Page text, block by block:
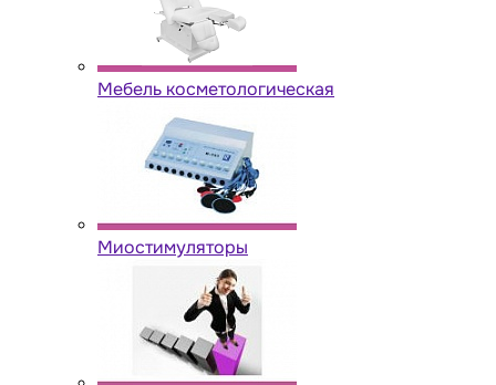
Мебель косметологическая
Миостимуляторы